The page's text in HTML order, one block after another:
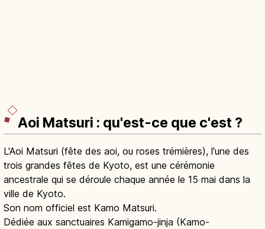
Aoi Matsuri : qu'est-ce que c'est ?
L'Aoi Matsuri (fête des aoi, ou roses trémières), l'une des
trois grandes fêtes de Kyoto, est une cérémonie
ancestrale qui se déroule chaque année le 15 mai dans la
ville de Kyoto.
Son nom officiel est Kamo Matsuri.
Dédiée aux sanctuaires Kamigamo-jinja (Kamo-